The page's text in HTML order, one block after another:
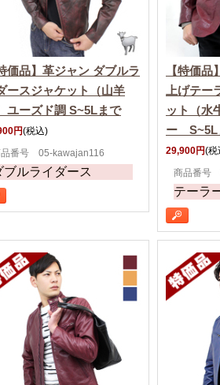
価品】革ジャン ダブルラ
ースジャケット（山羊
ユーズド調 S~5Lまで
円(税込)
番号 05-kawajan116
ブルライダース
【特価
上げテ
ット（水
ー S~5L
29,900円(税
商品番号
テーラ